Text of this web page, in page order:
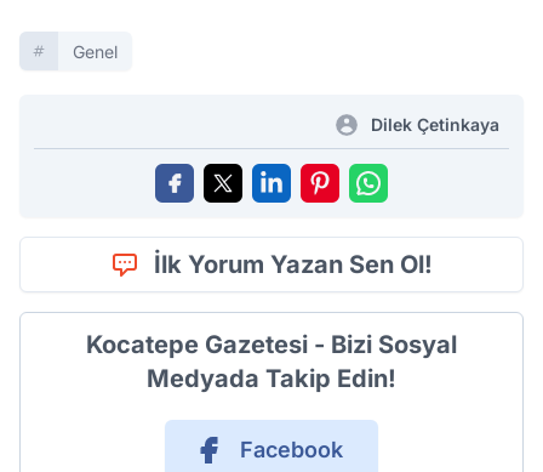
Genel
Dilek Çetinkaya
İlk Yorum Yazan Sen Ol!
Kocatepe Gazetesi - Bizi Sosyal
Medyada Takip Edin!
Facebook